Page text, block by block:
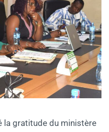
la gratitude du ministère